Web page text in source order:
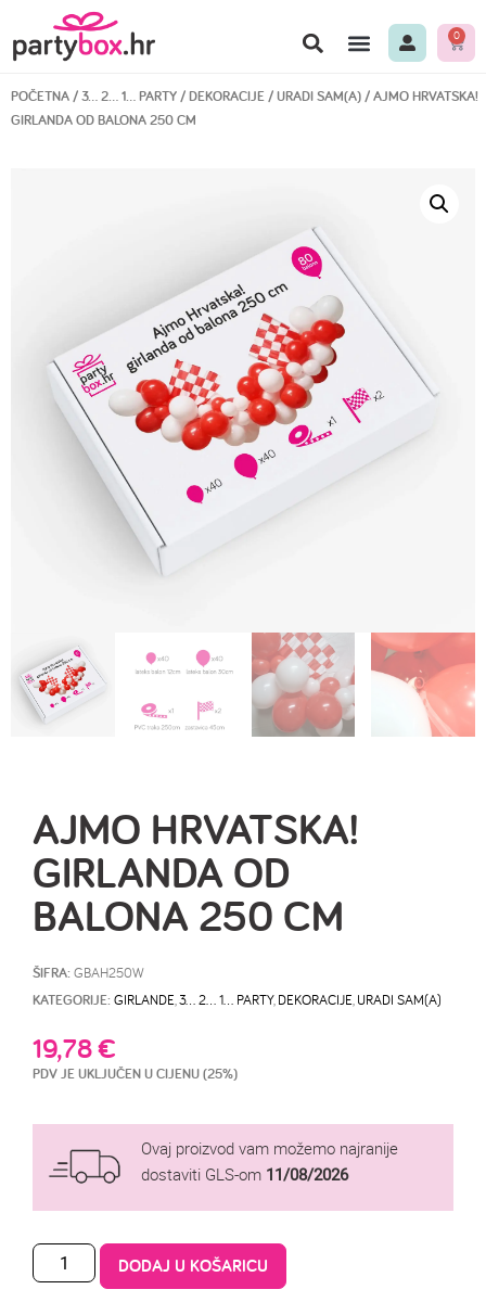
0
POČETNA/3… 2… 1… PARTY/DEKORACIJE/URADI SAM(A)/ AJMO HRVATSKA!
GIRLANDA OD BALONA 250 CM
AJMO HRVATSKA!
GIRLANDA OD
BALONA 250 CM
ŠIFRA: GBAH250W
KATEGORIJE: GIRLANDE 3… 2… 1… PARTY, DEKORACIJE URADI SAM(A)
19,78€
PDV JE UKLJUČEN U CIJENU (25%)
Ovaj proizvod vam možemo najranije
dostaviti GLS-om 11/08/2026
DODAJ U KOŠARICU